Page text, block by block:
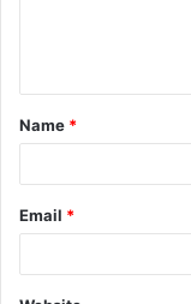
t
*
Name *
Email *